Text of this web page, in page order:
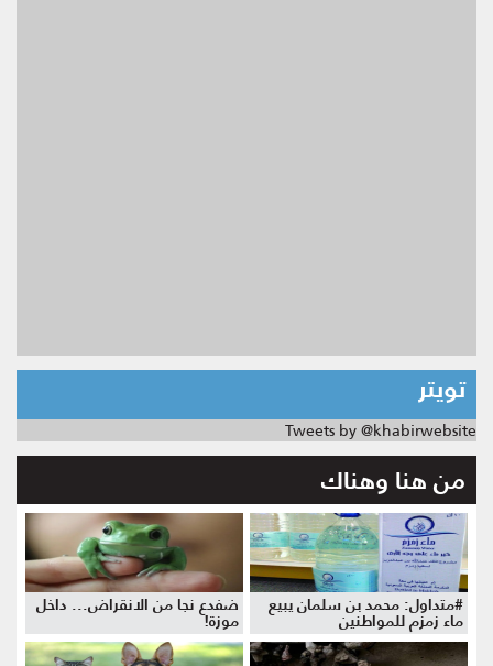
تويتر
Tweets by @khabirwebsite
من هنا وهناك
#متداول: محمد بن سلمان يبيع
ماء زمزم للمواطنين
ضفدع نجا من الانقراض... داخل
موزة!